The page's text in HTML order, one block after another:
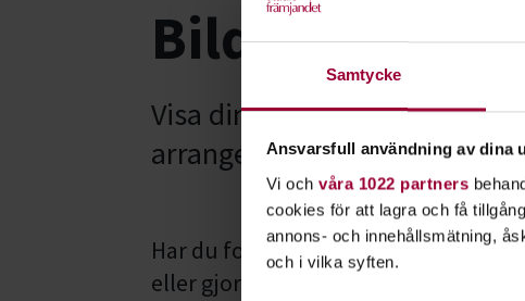
Samtycke
Ansvarsfull användning av dina
Vi och våra 1022 partners
cookies för att lagra och få
annons- och innehållsmätning,
och i vilka syften.
Bild- och
Visa dina bilder och filmer
arrangera en film- eller
Har du fotograferat något som du
eller gjort en film som du vill att flera